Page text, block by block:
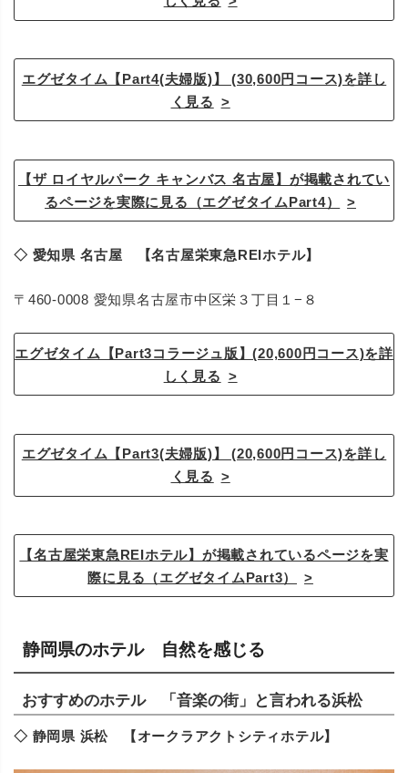
エグゼタイム【Part4(夫婦版)】 (30,600円コース)を詳し
く見る
【ザ ロイヤルパーク キャンバス 名古屋】が掲載されてい
るページを実際に見る（エグゼタイムPart4）
◇ 愛知県 名古屋 【名古屋栄東急REIホテル】
〒460-0008 愛知県名古屋市中区栄３丁目１−８
エグゼタイム【Part3コラージュ版】(20,600円コース)を詳
しく見る
エグゼタイム【Part3(夫婦版)】 (20,600円コース)を詳し
く見る
【名古屋栄東急REIホテル】が掲載されているページを実
際に見る（エグゼタイムPart3）
静岡県のホテル 自然を感じる
おすすめのホテル 「音楽の街」と言われる浜松
◇ 静岡県 浜松 【オークラアクトシティホテル】